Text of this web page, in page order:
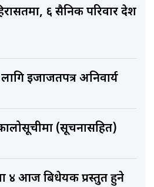
६ सैनिक परिवार देश
इजाजतपत्र अनिवार्य
(सूचनासहित)
४ आज बिधेयक प्रस्तुत हुने